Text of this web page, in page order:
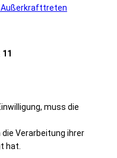
11
muss die
Verarbeitung ihrer
hat.